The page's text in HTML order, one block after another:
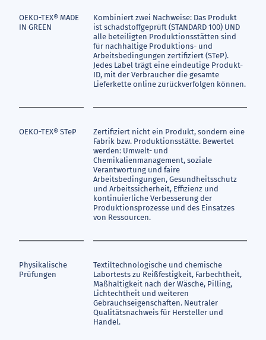
OEKO-TEX® MADE
IN GREEN
Kombiniert zwei Nachweise: Das Produkt
ist schadstoffgeprüft (STANDARD 100) UND
alle beteiligten Produktionsstätten sind
für nachhaltige Produktions- und
Arbeitsbedingungen zertifiziert (STeP).
Jedes Label trägt eine eindeutige Produkt-
ID, mit der Verbraucher die gesamte
Lieferkette online zurückverfolgen können.
OEKO-TEX® STeP
Zertifiziert nicht ein Produkt, sondern eine
Fabrik bzw. Produktionsstätte. Bewertet
werden: Umwelt- und
Chemikalienmanagement, soziale
Verantwortung und faire
Arbeitsbedingungen, Gesundheitsschutz
und Arbeitssicherheit, Effizienz und
kontinuierliche Verbesserung der
Produktionsprozesse und des Einsatzes
von Ressourcen.
Physikalische
Prüfungen
Textiltechnologische und chemische
Labortests zu Reißfestigkeit, Farbechtheit,
Maßhaltigkeit nach der Wäsche, Pilling,
Lichtechtheit und weiteren
Gebrauchseigenschaften. Neutraler
Qualitätsnachweis für Hersteller und
Handel.